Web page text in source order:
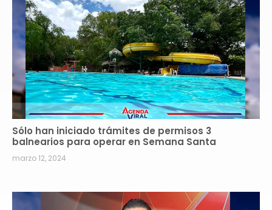
Sólo han iniciado trámites de permisos 3
balnearios para operar en Semana Santa
marzo 12, 2024